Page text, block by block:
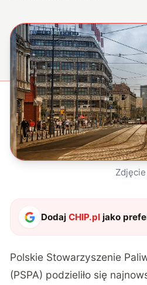
DodajCHIP.pl jako
Polskie Stowarzyszenie
(PSPA) podzieliło się